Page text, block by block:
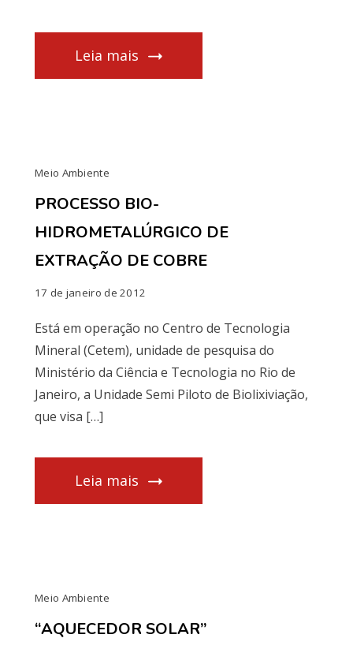
Leia mais
Meio Ambiente
PROCESSO BIO-
HIDROMETALÚRGICO DE
EXTRAÇÃO DE COBRE
17 de janeiro de 2012
Está em operação no Centro de Tecnologia
Mineral (Cetem), unidade de pesquisa do
Ministério da Ciência e Tecnologia no Rio de
Janeiro, a Unidade Semi Piloto de Biolixiviação,
que visa […]
Leia mais
Meio Ambiente
“AQUECEDOR SOLAR”